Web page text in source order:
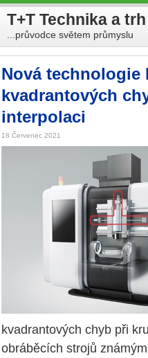
T+T Technika a trh
...průvodce světem průmyslu
Nová technologie
kvadrantových
interpolaci
18 Červenec 2021
kvadrantových chyb při
obráběcích strojů